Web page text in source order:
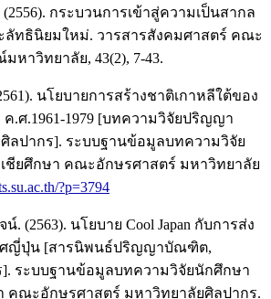
กระบวนการเข้าสู่ความเป็นสากล
ทธินิยมใหม่. วารสารสังคมศาสตร์ คณะ
หาวิทยาลัย, 43(2), 7-43.
นโยบายการสร้างชาติเกาหลีใต้ของ
.ศ.1961-1979 [บทความวิจัยปริญญา
ปากร]. ระบบฐานข้อมูลบทความวิจัย
ชียศึกษา คณะอักษรศาสตร์ มหาวิทยาลัย
?p=3794
(2563). นโยบาย Cool Japan กับการส่ง
ทศญี่ปุ่น [สารนิพนธ์ปริญญาบัณฑิต,
ระบบฐานข้อมูลบทความวิจัยนักศึกษา
คณะอักษรศาสตร์ มหาวิทยาลัยศิลปากร.